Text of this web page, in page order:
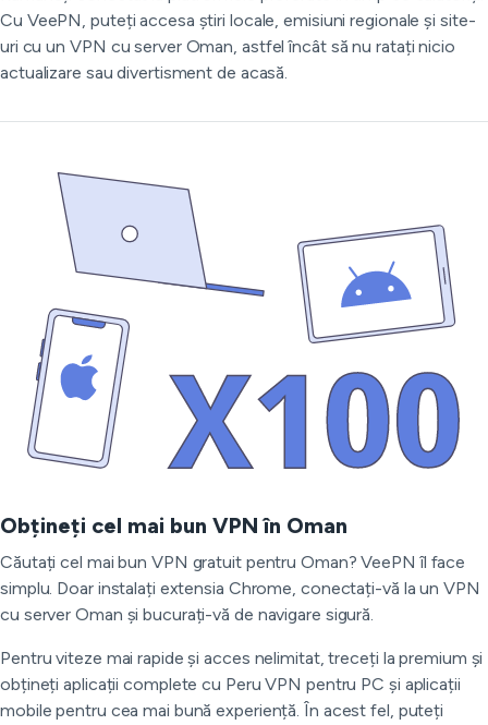
Cu VeePN, puteți accesa știri locale, emisiuni regionale și site-
uri cu un VPN cu server Oman, astfel încât să nu ratați nicio
actualizare sau divertisment de acasă.
Obțineți cel mai bun VPN în Oman
Căutați cel mai bun VPN gratuit pentru Oman? VeePN îl face
simplu. Doar instalați extensia Chrome, conectați-vă la un VPN
cu server Oman și bucurați-vă de navigare sigură.
Pentru viteze mai rapide și acces nelimitat, treceți la premium și
obțineți aplicații complete cu Peru VPN pentru PC și aplicații
mobile pentru cea mai bună experiență. În acest fel, puteți